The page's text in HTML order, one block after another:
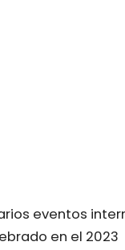
eventos
en el 2023